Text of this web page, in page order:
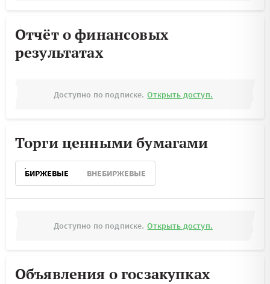
Отчёт о финансовых
результатах
Доступно по подписке. Открыть доступ.
Торги ценными бумагами
БИРЖЕВЫЕ ВНЕБИРЖЕВЫЕ
Доступно по подписке. Открыть доступ.
Объявления о госзакупках